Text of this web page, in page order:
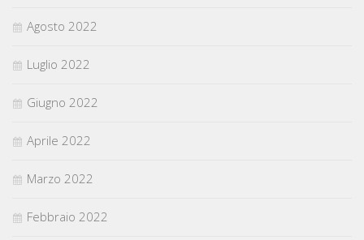
Agosto 2022
Luglio 2022
Giugno 2022
Aprile 2022
Marzo 2022
Febbraio 2022